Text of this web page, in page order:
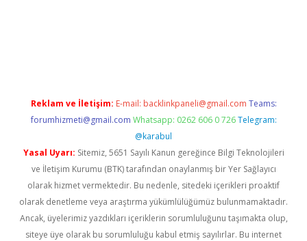
Reklam ve İletişim: E-mail: backlinkpaneli@gmail.com Teams:
forumhizmeti@gmail.com Whatsapp: 0262 606 0 726 Telegram:
@karabul
Yasal Uyarı: Sitemiz, 5651 Sayılı Kanun gereğince Bilgi Teknolojileri
ve İletişim Kurumu (BTK) tarafından onaylanmış bir Yer Sağlayıcı
olarak hizmet vermektedir. Bu nedenle, sitedeki içerikleri proaktif
olarak denetleme veya araştırma yükümlülüğümüz bulunmamaktadır.
Ancak, üyelerimiz yazdıkları içeriklerin sorumluluğunu taşımakta olup,
siteye üye olarak bu sorumluluğu kabul etmiş sayılırlar. Bu internet